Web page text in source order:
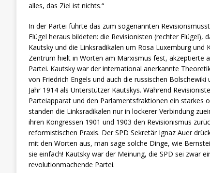
alles, das Ziel ist nichts.“
In der Partei führte das zum sogenannten
Flügel heraus bildeten: die Revisionisten (rechter Flügel),
Kautsky und die Linksradikalen um Rosa Luxemburg und
Zentrum hielt in Worten am Marxismus fest, akzeptierte
Partei. Kautsky war der international anerkannte
von Friedrich Engels und auch die russischen
Jahr 1914 als Unterstützer Kautskys. Während
Parteiapparat und den Parlamentsfraktionen ein starkes
standen die Linksradikalen nur in lockerer Verbindung
ihren Kongressen 1901 und 1903 den Revisionismus
reformistischen Praxis. Der SPD Sekretär Ignaz Auer
mit den Worten aus, man sage solche Dinge, wie
sie einfach! Kautsky war der Meinung, die SPD sei zwar
revolutionmachende Partei.